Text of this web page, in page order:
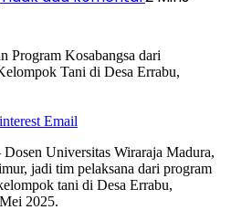
Program Kosabangsa dari
Tani di Desa Errabu,
Email
Dosen Universitas Wiraraja Madura,
jadi tim pelaksana dari program
tani di Desa Errabu,
2025.